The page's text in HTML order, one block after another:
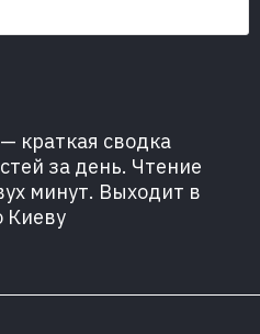
краткая сводка
за день. Чтение
минут. Выходит в
Киеву